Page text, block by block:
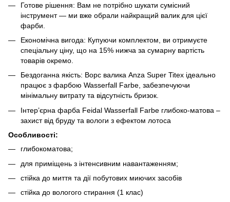
Готове рішення: Вам не потрібно шукати сумісний
інструмент — ми вже обрали найкращий валик для цієї
фарби.
Економічна вигода: Купуючи комплектом, ви отримуєте
спеціальну ціну, що на 15% нижча за сумарну вартість
товарів окремо.
Бездоганна якість: Ворс валика Anza Super Titex ідеально
працює з фарбою Wasserfall Farbe, забезпечуючи
мінімальну витрату та відсутність бризок.
Інтер’єрна фарба Feidal Wasserfall Farbe глибоко-матова –
захист від бруду та вологи з ефектом лотоса
Особливості:
глибокоматова;
для приміщень з інтенсивним навантаженням;
стійка до миття та дії побутових миючих засобів
стійка до вологого стирання (1 клас)